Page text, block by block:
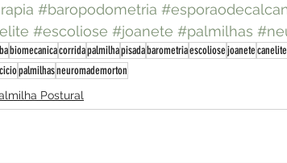
#baropodometria
#escoliose #joanete #palmilhas
biomecanicacorridapalmilhapisadabarometriaescoliosejoanetecanelite
palmilhasneuromademorton
Postural